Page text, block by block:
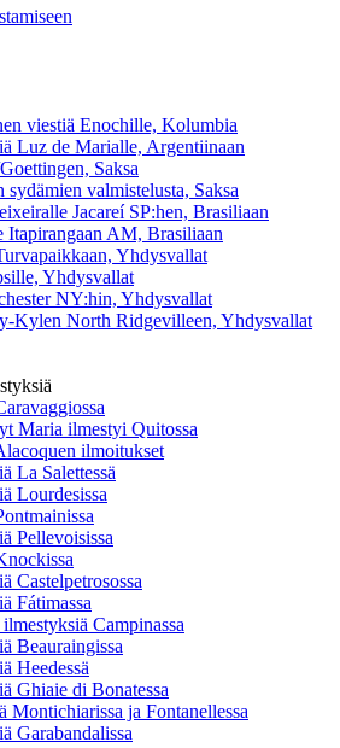
viestiä Enochille, Kolumbia
Luz de Marialle, Argentiinaan
Saksa
valmistelusta, Saksa
Jacareí SP:hen, Brasiliaan
Itapirangaan AM, Brasiliaan
Yhdysvallat
Yhdysvallat
NY:hin, Yhdysvallat
Kylen North Ridgevilleen, Yhdysvallat
Maria ilmestyi Quitossa
ilmoitukset
La Salettessä
Lourdesissa
Pellevoisissa
Castelpetrosossa
Fátimassa
Campinassa
Beauraingissa
Heedessä
Ghiaie di Bonatessa
Montichiarissa ja Fontanellessa
Garabandalissa